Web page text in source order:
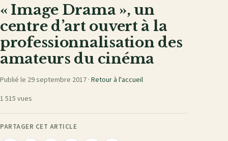
« Image Drama », un
centre d’art ouvert à la
professionnalisation des
amateurs du cinéma
Publié le 29 septembre 2017 · Retour à l'accueil
1 515 vues
PARTAGER CET ARTICLE